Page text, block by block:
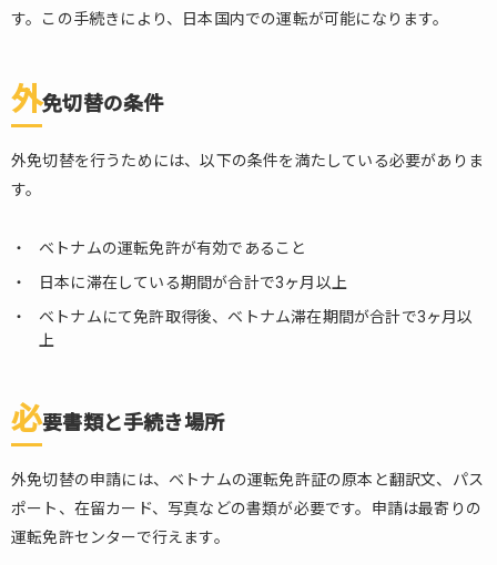
す。この手続きにより、日本国内での運転が可能になります。
外免切替の条件
外免切替を行うためには、以下の条件を満たしている必要がありま
す。
ベトナムの運転免許が有効であること
日本に滞在している期間が合計で3ヶ月以上
ベトナムにて免許取得後、ベトナム滞在期間が合計で3ヶ月以
上
必要書類と手続き場所
外免切替の申請には、ベトナムの運転免許証の原本と翻訳文、パス
ポート、在留カード、写真などの書類が必要です。申請は最寄りの
運転免許センターで行えます。